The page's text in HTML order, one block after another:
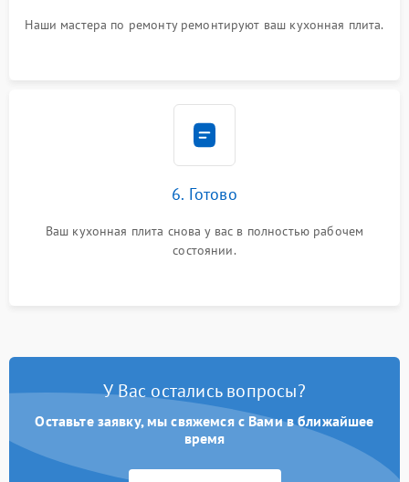
Наши мастера по ремонту ремонтируют ваш кухонная плита.
6. Готово
Ваш кухонная плита снова у вас в полностью рабочем
состоянии.
У Вас остались вопросы?
Оставьте заявку, мы свяжемся с Вами в ближайшее
время